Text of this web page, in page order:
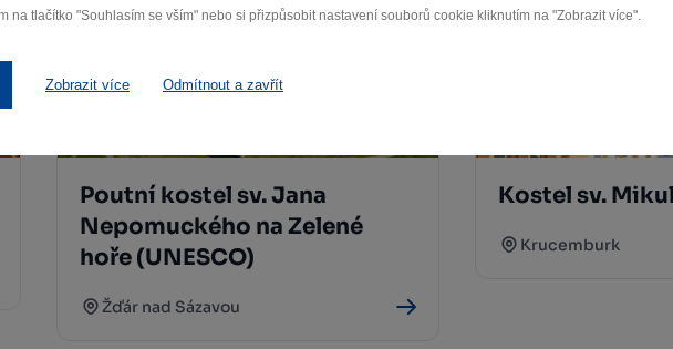
na tlačítko "Souhlasím se vším" nebo si přizpůsobit nastavení souborů cookie kliknutím na "Zobrazit více".
Zobrazit více Odmítnout a zavřít
Poutní kostel sv. Jana
Nepomuckého na Zelené
hoře (UNESCO)
Žďár nad Sázavou
Kostel sv.
Krucemburk